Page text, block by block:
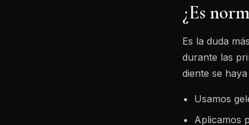
¿Es
Es la duda
durante las
diente se
Usamos
Aplicamos